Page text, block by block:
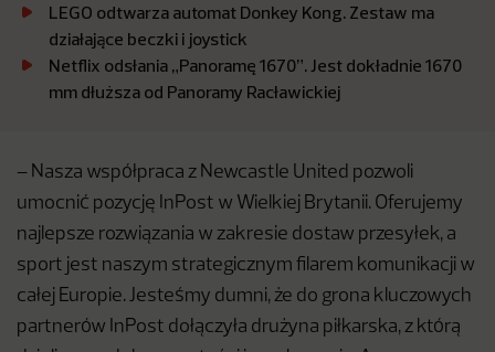
LEGO odtwarza automat Donkey Kong. Zestaw ma
działające beczki i joystick
Netflix odsłania „Panoramę 1670”. Jest dokładnie 1670
mm dłuższa od Panoramy Racławickiej
– Nasza współpraca z Newcastle United pozwoli
umocnić pozycję InPost w Wielkiej Brytanii. Oferujemy
najlepsze rozwiązania w zakresie dostaw przesyłek, a
sport jest naszym strategicznym filarem komunikacji w
całej Europie. Jesteśmy dumni, że do grona kluczowych
partnerów InPost dołączyła drużyna piłkarska, z którą